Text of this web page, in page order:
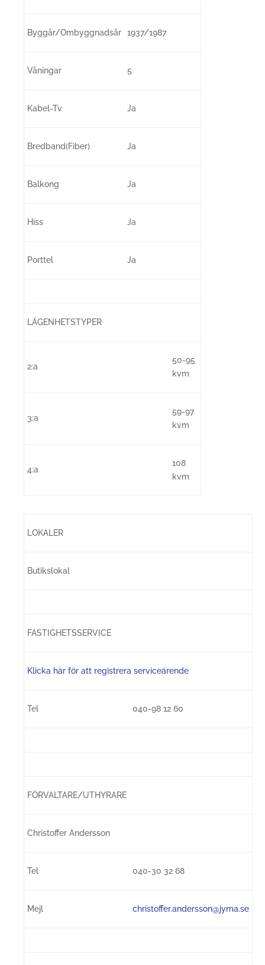
Byggår/Ombyggnadsår 1937/1987
Våningar 5
Kabel-Tv Ja
Bredband(Fiber) Ja
Balkong Ja
Hiss Ja
Porttel Ja
LÄGENHETSTYPER
2:a
50-95
kvm
3:a
59-97
kvm
4:a
108
kvm
LOKALER
Butikslokal
FASTIGHETSSERVICE
Klicka här för att registrera serviceärende
Tel 040-98 12 60
FÖRVALTARE/UTHYRARE
Christoffer Andersson
Tel 040-30 32 68
Mejl christoffer.andersson@jyma.se